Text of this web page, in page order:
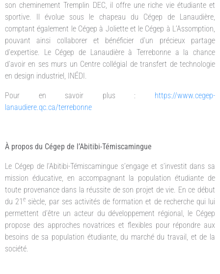
son cheminement Tremplin DEC, il offre une riche vie étudiante et
sportive. Il évolue sous le chapeau du Cégep de Lanaudière,
comptant également le Cégep à Joliette et le Cégep à L’Assomption,
pouvant ainsi collaborer et bénéficier d’un précieux partage
d’expertise. Le Cégep de Lanaudière à Terrebonne a la chance
d’avoir en ses murs un Centre collégial de transfert de technologie
en design industriel, INÉDI.
Pour en savoir plus : https://www.cegep-
lanaudiere.qc.ca/terrebonne
À propos du Cégep de l’Abitibi-Témiscamingue
Le Cégep de l’Abitibi-Témiscamingue s’engage et s’investit dans sa
mission éducative, en accompagnant la population étudiante de
toute provenance dans la réussite de son projet de vie. En ce début
du 21e siècle, par ses activités de formation et de recherche qui lui
permettent d’être un acteur du développement régional, le Cégep
propose des approches novatrices et flexibles pour répondre aux
besoins de sa population étudiante, du marché du travail, et de la
société.